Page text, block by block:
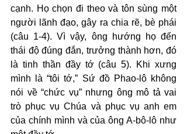
cạnh. Họ chọn đi theo và tôn sùng một
người lãnh đạo, gây ra chia rẽ, bè phái
(câu 1-4). Vì vậy, ông hướng họ đến
thái độ đúng đắn, trưởng thành hơn, đó
là tinh thần đầy tớ (câu 5). Khi xưng
mình là “tôi tớ,” Sứ đồ Phao-lô không
nói về “chức vụ” nhưng ông mô tả vai
trò phục vụ Chúa và phục vụ anh em
của chính mình và của ông A-bô-lô như